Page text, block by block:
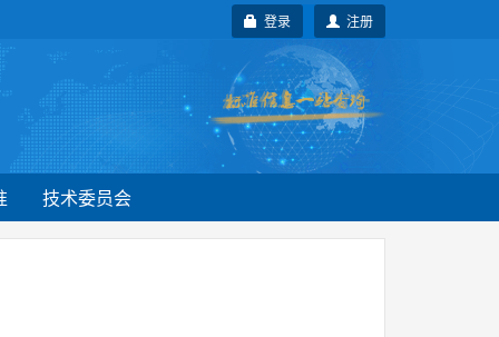
注册
登录
技术委员会